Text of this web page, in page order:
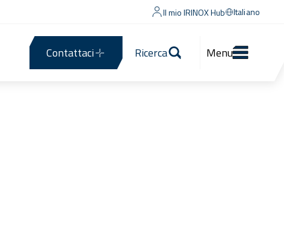
Il mio IRINOX Hub Italiano
Contattaci Ricerca Menu